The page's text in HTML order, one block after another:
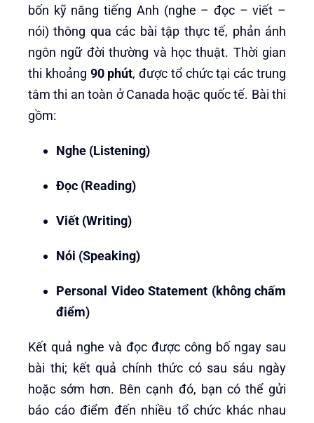
bốn kỹ năng tiếng Anh (nghe – đọc – viết –
nói) thông qua các bài tập thực tế, phản ánh
ngôn ngữ đời thường và học thuật. Thời gian
thi khoảng 90 phút, được tổ chức tại các trung
tâm thi an toàn ở Canada hoặc quốc tế. Bài thi
gồm:
Nghe (Listening)
Đọc (Reading)
Viết (Writing)
Nói (Speaking)
Personal Video Statement (không chấm
điểm)
Kết quả nghe và đọc được công bố ngay sau
bài thi; kết quả chính thức có sau sáu ngày
hoặc sớm hơn. Bên cạnh đó, bạn có thể gửi
báo cáo điểm đến nhiều tổ chức khác nhau